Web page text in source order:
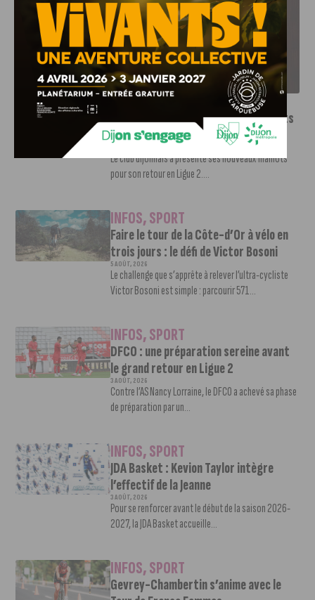
LE DFCO DÉVOILE SES NOUVEAUX MAILLOTS POUR LA
SAISON 2026-2027
INFOS,SPORT
Le DFCO dévoile ses nouveaux maillots
pour la saison 2026-2027
Le club dijonnais a présenté ses nouveaux maillots
pour son retour en Ligue 2....
INFOS,SPORT
Faire le tour de la Côte-d’Or à vélo en
trois jours : le défi de Victor Bosoni
5 AOÛT, 2026
Le challenge que s’apprête à relever l’ultra-cycliste
Victor Bosoni est simple : parcourir 571...
INFOS,SPORT
DFCO : une préparation sereine avant
le grand retour en Ligue 2
3 AOÛT, 2026
Contre l’AS Nancy Lorraine, le DFCO a achevé sa phase
de préparation par un...
INFOS,SPORT
JDA Basket : Kevion Taylor intègre
l’effectif de la Jeanne
3 AOÛT, 2026
Pour se renforcer avant le début de la saison 2026-
2027, la JDA Basket accueille...
INFOS,SPORT
Gevrey-Chambertin s’anime avec le